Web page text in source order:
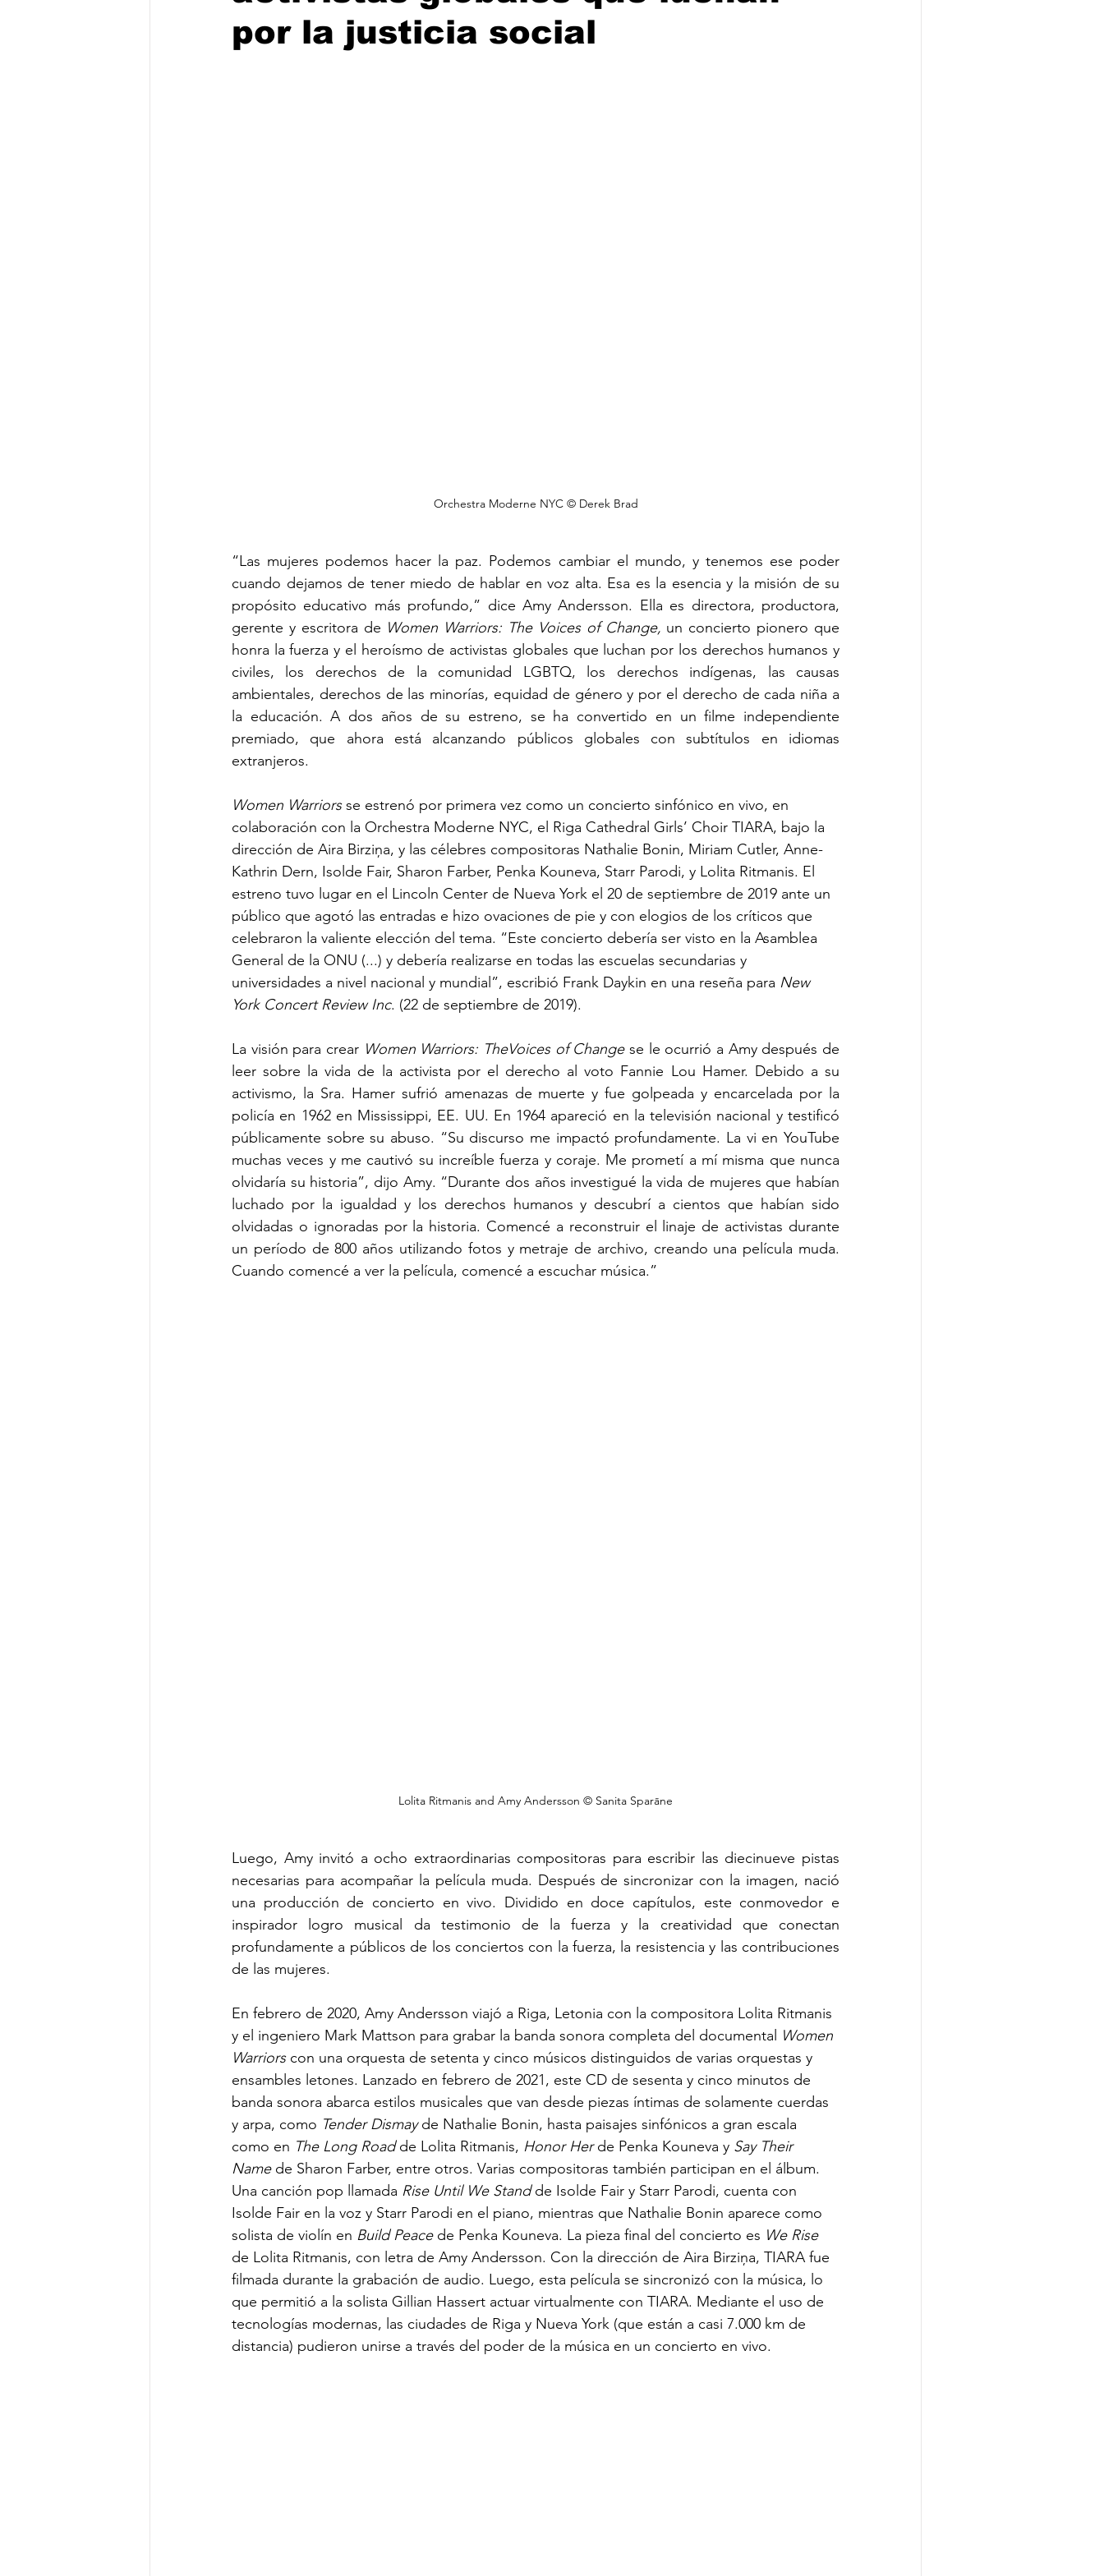
por la justicia social
Orchestra Moderne NYC © Derek Brad
“Las mujeres podemos hacer la paz. Podemos cambiar el mundo, y tenemos ese poder
cuando dejamos de tener miedo de hablar en voz alta. Esa es la esencia y la misión de su
propósito educativo más profundo,” dice Amy Andersson. Ella es directora, productora,
gerente y escritora de Women Warriors: The Voices of Change, un concierto pionero que
honra la fuerza y el heroísmo de activistas globales que luchan por los derechos humanos y
civiles, los derechos de la comunidad LGBTQ, los derechos indígenas, las causas
ambientales, derechos de las minorías, equidad de género y por el derecho de cada niña a
la educación. A dos años de su estreno, se ha convertido en un filme independiente
premiado, que ahora está alcanzando públicos globales con subtítulos en idiomas
extranjeros.
Women Warriors se estrenó por primera vez como un concierto sinfónico en vivo, en
colaboración con la Orchestra Moderne NYC, el Riga Cathedral Girls’ Choir TIARA, bajo la
dirección de Aira Birziņa, y las célebres compositoras Nathalie Bonin, Miriam Cutler, Anne-
Kathrin Dern, Isolde Fair, Sharon Farber, Penka Kouneva, Starr Parodi, y Lolita Ritmanis. El
estreno tuvo lugar en el Lincoln Center de Nueva York el 20 de septiembre de 2019 ante un
público que agotó las entradas e hizo ovaciones de pie y con elogios de los críticos que
celebraron la valiente elección del tema. “Este concierto debería ser visto en la Asamblea
General de la ONU (...) y debería realizarse en todas las escuelas secundarias y
universidades a nivel nacional y mundial”, escribió Frank Daykin en una reseña para New
York Concert Review Inc. (22 de septiembre de 2019).
La visión para crear Women Warriors: TheVoices of Change se le ocurrió a Amy después de
leer sobre la vida de la activista por el derecho al voto Fannie Lou Hamer. Debido a su
activismo, la Sra. Hamer sufrió amenazas de muerte y fue golpeada y encarcelada por la
policía en 1962 en Mississippi, EE. UU. En 1964 apareció en la televisión nacional y testificó
públicamente sobre su abuso. “Su discurso me impactó profundamente. La vi en YouTube
muchas veces y me cautivó su increíble fuerza y coraje. Me prometí a mí misma que nunca
olvidaría su historia”, dijo Amy. “Durante dos años investigué la vida de mujeres que habían
luchado por la igualdad y los derechos humanos y descubrí a cientos que habían sido
olvidadas o ignoradas por la historia. Comencé a reconstruir el linaje de activistas durante
un período de 800 años utilizando fotos y metraje de archivo, creando una película muda.
Cuando comencé a ver la película, comencé a escuchar música.”
Lolita Ritmanis and Amy Andersson © Sanita Sparāne
Luego, Amy invitó a ocho extraordinarias compositoras para escribir las diecinueve pistas
necesarias para acompañar la película muda. Después de sincronizar con la imagen, nació
una producción de concierto en vivo. Dividido en doce capítulos, este conmovedor e
inspirador logro musical da testimonio de la fuerza y la creatividad que conectan
profundamente a públicos de los conciertos con la fuerza, la resistencia y las contribuciones
de las mujeres.
En febrero de 2020, Amy Andersson viajó a Riga, Letonia con la compositora Lolita Ritmanis
y el ingeniero Mark Mattson para grabar la banda sonora completa del documental Women
Warriors con una orquesta de setenta y cinco músicos distinguidos de varias orquestas y
ensambles letones. Lanzado en febrero de 2021, este CD de sesenta y cinco minutos de
banda sonora abarca estilos musicales que van desde piezas íntimas de solamente cuerdas
y arpa, como Tender Dismay de Nathalie Bonin, hasta paisajes sinfónicos a gran escala
como en The Long Road de Lolita Ritmanis, Honor Her de Penka Kouneva y Say Their
Name de Sharon Farber, entre otros. Varias compositoras también participan en el álbum.
Una canción pop llamada Rise Until We Stand de Isolde Fair y Starr Parodi, cuenta con
Isolde Fair en la voz y Starr Parodi en el piano, mientras que Nathalie Bonin aparece como
solista de violín en Build Peace de Penka Kouneva. La pieza final del concierto es We Rise
de Lolita Ritmanis, con letra de Amy Andersson. Con la dirección de Aira Birziņa, TIARA fue
filmada durante la grabación de audio. Luego, esta película se sincronizó con la música, lo
que permitió a la solista Gillian Hassert actuar virtualmente con TIARA. Mediante el uso de
tecnologías modernas, las ciudades de Riga y Nueva York (que están a casi 7.000 km de
distancia) pudieron unirse a través del poder de la música en un concierto en vivo.